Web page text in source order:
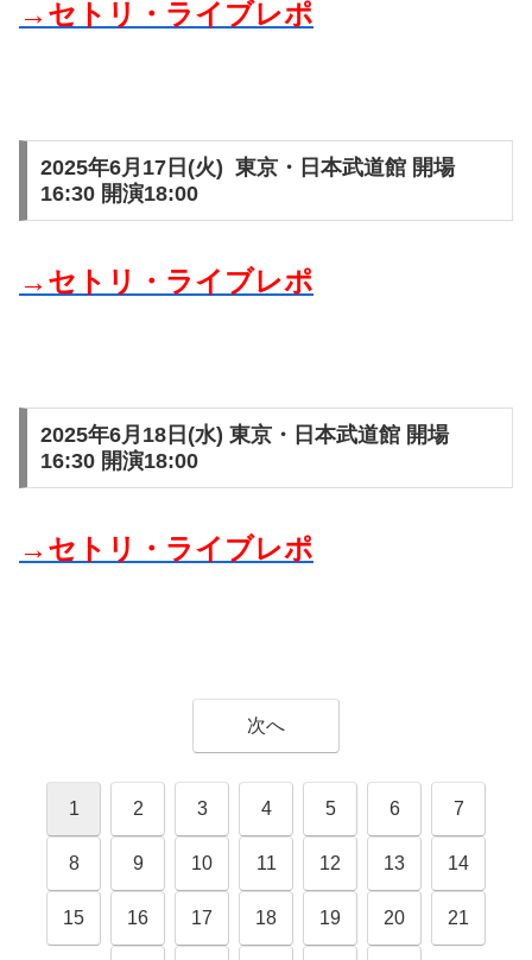
→セトリ・ライブレポ
2025年6月17日(火) 東京・日本武道館 開場
16:30 開演18:00
→セトリ・ライブレポ
2025年6月18日(水) 東京・日本武道館 開場
16:30 開演18:00
→セトリ・ライブレポ
次へ
1 2 3 4 5 6 7
8 9 10 11 12 13 14
15 16 17 18 19 20 21